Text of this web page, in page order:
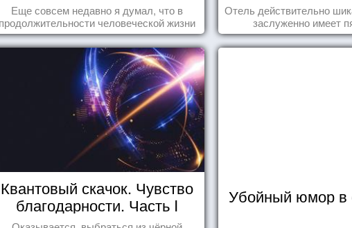
Еще совсем недавно я думал, что в
продолжительности человеческой жизни
заложена какая-то ошибка.
Отель действительно
заслуженно имеет
Квантовый скачок. Чувство
благодарности. Часть I
Убойный юмор в